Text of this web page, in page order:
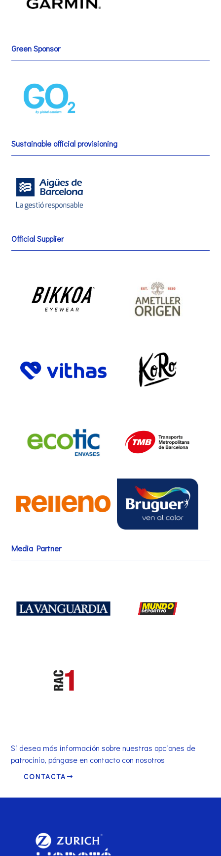
Green Sponsor
Sustainable official provisioning
Official Supplier
Media Partner
Si desea más información sobre nuestras opciones de
patrocinio, póngase en contacto con nosotros
CONTACTA